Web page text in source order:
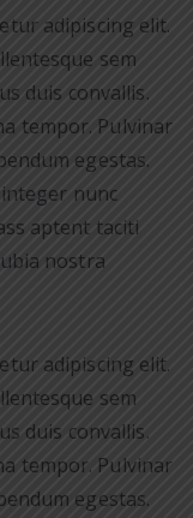
adipiscing elit.
sem
duis convallis.
tempor. Pulvinar
egestas.
nunc
aptent taciti
nostra
adipiscing elit.
sem
duis convallis.
tempor. Pulvinar
egestas.